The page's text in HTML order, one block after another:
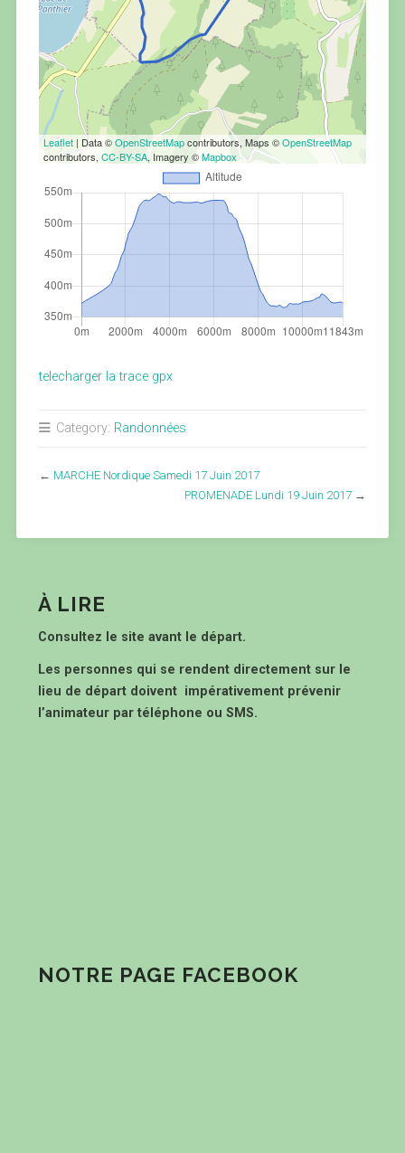
Leaflet| Data ©OpenStreetMapcontributors, Maps ©OpenStreetMap
contributors, CC-BY-SA, Imagery ©Mapbox
telecharger la trace gpx
Category: Randonnées
← MARCHE Nordique Samedi 17 Juin 2017
PROMENADE Lundi 19 Juin 2017 →
À LIRE
Consultez le site avant le départ.
Les personnes qui se rendent directement sur le
lieu de départ doivent impérativement prévenir
l’animateur par téléphone ou SMS.
NOTRE PAGE FACEBOOK